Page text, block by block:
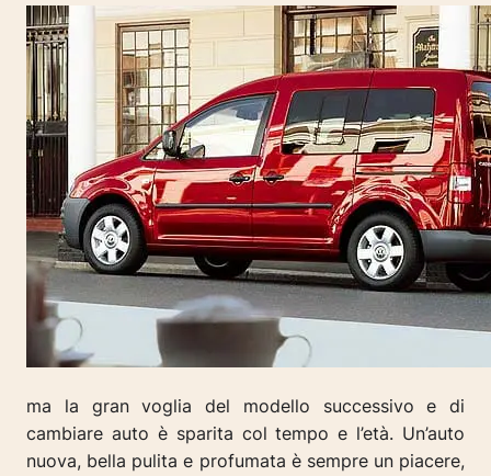
ma la gran voglia del modello successivo e di
cambiare auto è sparita col tempo e l’età. Un’auto
nuova, bella pulita e profumata è sempre un piacere,